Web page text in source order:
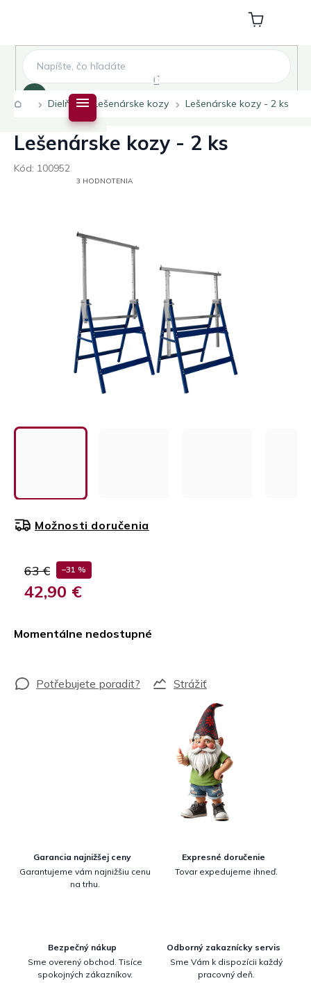
Nákupný
košík
Domov
Dielňa Lešenárske kozy Lešenárske kozy - 2 ks
Lešenárske kozy - 2 ks
Kód: 100952
PRIEMERNÉ
HVIEZDIČIEK.
3 HODNOTENIA
63 € –31 %
42,90 €
Momentálne nedostupné
Možnosti doručenia
Strážiť
Garancia najnižšej ceny
Garantujeme vám najnižšiu cenu
na trhu.
Expresné doručenie
Tovar expedujeme ihneď.
Bezpečný nákup
Sme overený obchod. Tisíce
spokojných zákazníkov.
Odborný zakaznícky servis
Sme Vám k dispozícii každý
pracovný deň.